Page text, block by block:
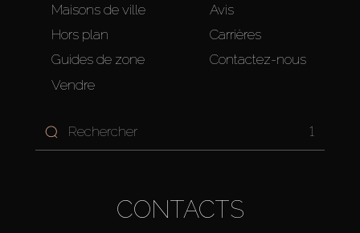
Maisons de ville
Hors plan
Guides de zone
Vendre
Avis
Carrières
Contactez-nous
1
CONTACTS